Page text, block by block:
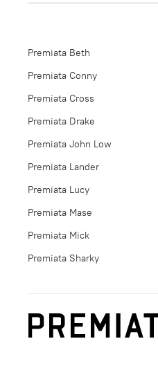
Premiata Beth
Premiata Conny
Premiata Cross
Premiata Drake
Premiata John Low
Premiata Lander
Premiata Lucy
Premiata Mase
Premiata Mick
Premiata Sharky